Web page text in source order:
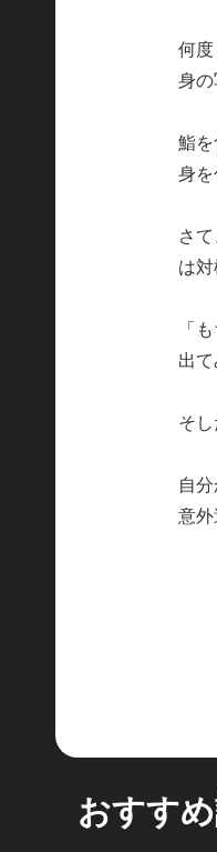
何
身
鮨
身
さ
は
「
出
そ
自
意
おすす